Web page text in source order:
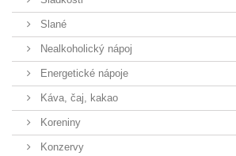
Slané
Nealkoholický nápoj
Energetické nápoje
Káva, čaj, kakao
Koreniny
Konzervy